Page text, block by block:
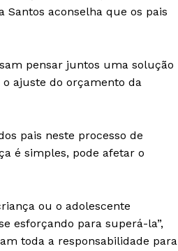
Santos aconselha que os pais
pensar juntos uma solução
ajuste do orçamento da
pais neste processo de
é simples, pode afetar o
ou o adolescente
esforçando para superá-la”,
toda a responsabilidade para